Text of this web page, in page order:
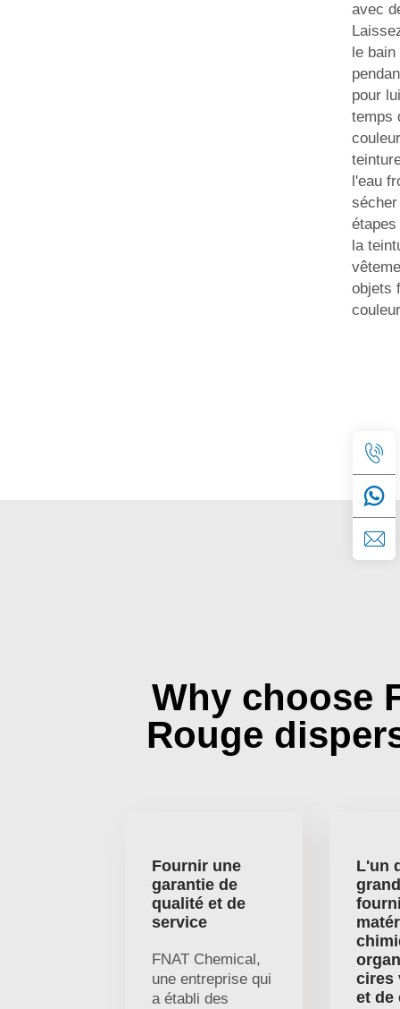
avec
le bain
pour
temps
l'eau
la
objets
Why choose
Rouge
Fournir une
garantie de
qualité et de
service
FNAT Chemical,
une entreprise qui
a établi des
L'un
cires
et de